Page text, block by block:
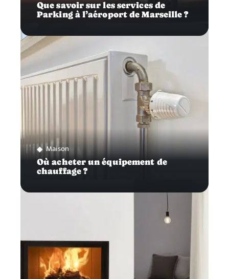
Que savoir sur les services de
Parking à l’aéroport de Marseille ?
Maison
Où acheter un équipement de
chauffage ?